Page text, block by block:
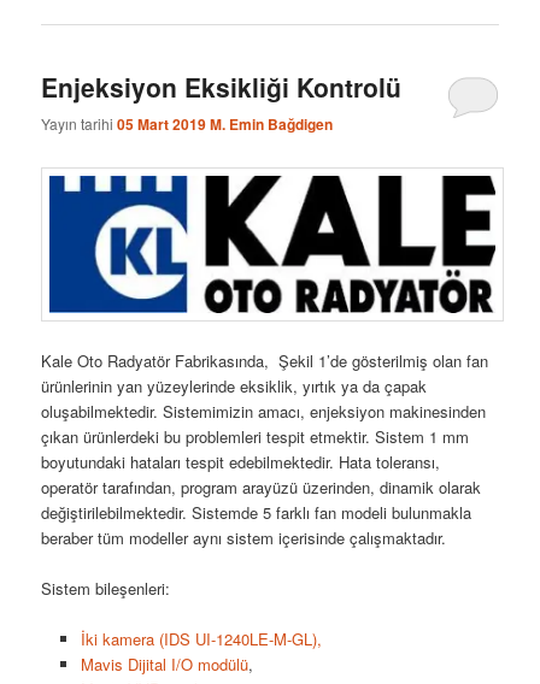
Enjeksiyon Eksikliği Kontrolü
Yayın tarihi05 Mart 2019M. Emin Bağdigen
Kale Oto Radyatör Fabrikasında, Şekil 1’de gösterilmiş olan fan
ürünlerinin yan yüzeylerinde eksiklik, yırtık ya da çapak
oluşabilmektedir. Sistemimizin amacı, enjeksiyon makinesinden
çıkan ürünlerdeki bu problemleri tespit etmektir. Sistem 1 mm
boyutundaki hataları tespit edebilmektedir. Hata toleransı,
operatör tarafından, program arayüzü üzerinden, dinamik olarak
değiştirilebilmektedir. Sistemde 5 farklı fan modeli bulunmakla
beraber tüm modeller aynı sistem içerisinde çalışmaktadır.
Sistem bileşenleri:
İki kamera (IDS UI-1240LE-M-GL),
Mavis Dijital I/O modülü,